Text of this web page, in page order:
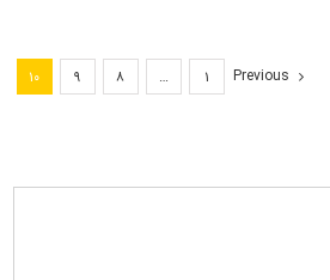
Previous ۱ … ۸ ۹ ۱۰